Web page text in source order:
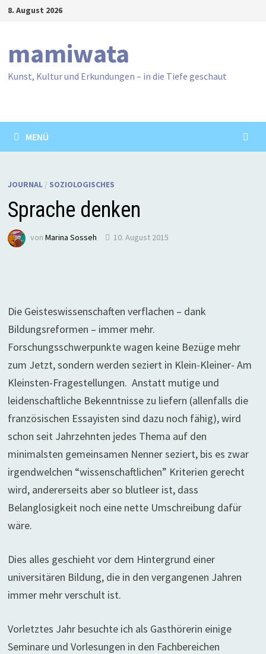
Zum8. August 2026
mamiwata
Kunst, Kultur und Erkundungen – in die Tiefe geschaut
MENÜ
JOURNAL/ SOZIOLOGISCHES
Sprache denken
von Marina Sosseh 10. August 2015
Die Geisteswissenschaften verflachen – dank
Bildungsreformen – immer mehr.
Forschungsschwerpunkte wagen keine Bezüge mehr
zum Jetzt, sondern werden seziert in Klein-Kleiner- Am
Kleinsten-Fragestellungen. Anstatt mutige und
leidenschaftliche Bekenntnisse zu liefern (allenfalls die
französischen Essayisten sind dazu noch fähig), wird
schon seit Jahrzehnten jedes Thema auf den
minimalsten gemeinsamen Nenner seziert, bis es zwar
irgendwelchen “wissenschaftlichen” Kriterien gerecht
wird, andererseits aber so blutleer ist, dass
Belanglosigkeit noch eine nette Umschreibung dafür
wäre.
Dies alles geschieht vor dem Hintergrund einer
universitären Bildung, die in den vergangenen Jahren
immer mehr verschult ist.
Vorletztes Jahr besuchte ich als Gasthörerin einige
Seminare und Vorlesungen in den Fachbereichen